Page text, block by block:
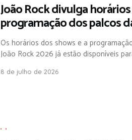
João Rock divulga
programação dos palcos
Os horários dos shows e a
João Rock 2026 já estão disponíveis
8 de julho de 2026
,,